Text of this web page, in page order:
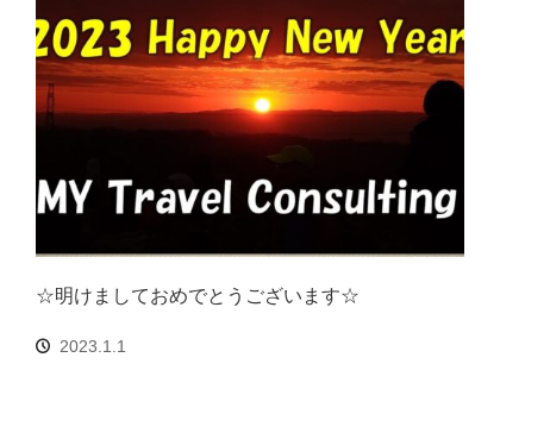
☆明けましておめでとうございます☆
2023.1.1